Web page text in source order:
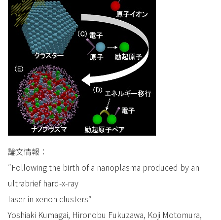
論文情報：
″Following the birth of a nanoplasma produced by an
ultrabrief hard-x-ray
laser in xenon clusters″
Yoshiaki Kumagai, Hironobu Fukuzawa, Koji Motomura,